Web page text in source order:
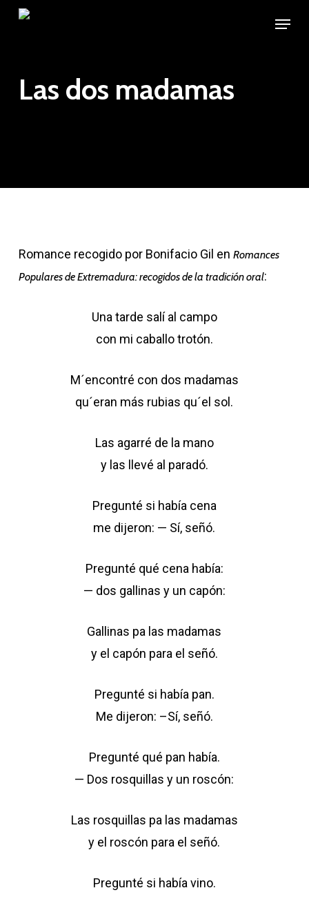
Skip
content
Menu
Las dos madamas
Romance recogido por Bonifacio Gil en Romances
Populares de Extremadura: recogidos de la tradición oral:
Una tarde salí al campo
con mi caballo trotón.
M´encontré con dos madamas
qu´eran más rubias qu´el sol.
Las agarré de la mano
y las llevé al paradó.
Pregunté si había cena
me dijeron: — Sí, señó.
Pregunté qué cena había:
— dos gallinas y un capón:
Gallinas pa las madamas
y el capón para el señó.
Pregunté si había pan.
Me dijeron: –Sí, señó.
Pregunté qué pan había.
— Dos rosquillas y un roscón:
Las rosquillas pa las madamas
y el roscón para el señó.
Pregunté si había vino.